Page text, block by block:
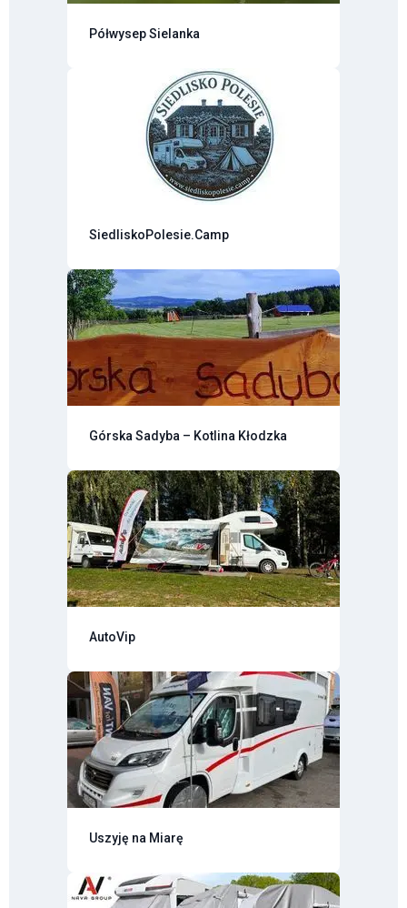
Półwysep Sielanka
SiedliskoPolesie.Camp
Górska Sadyba – Kotlina Kłodzka
AutoVip
Uszyję na Miarę